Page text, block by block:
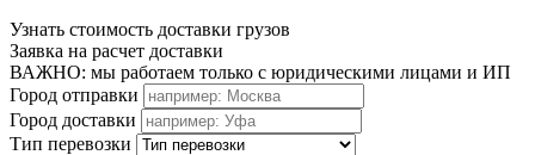
Узнать стоимость доставки грузов
Заявка на расчет доставки
ВАЖНО: мы работаем только с юридическими лицами и ИП
Город отправки
Город доставки
Тип перевозки